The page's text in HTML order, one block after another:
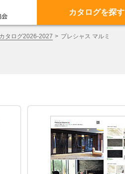
カタログを探す
タログ2026-2027 プレシャス マルミ